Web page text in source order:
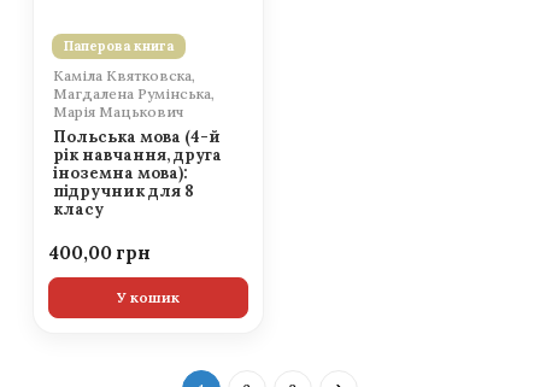
Паперова книга
Каміла Квятковска,
Магдалена Румінська,
Марія Мацькович
Польська мова (4-й
рік навчання, друга
іноземна мова):
підручник для 8
класу
400,00
У кошик